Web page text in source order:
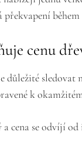
během
cenu
důležité sledovat
k
cena se odvíjí